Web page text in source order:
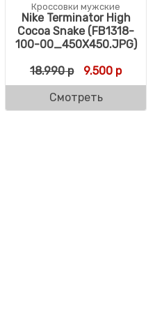
цена составляла 17.556
цена: 17.556 р.
Кроссовки мужские
Nike Terminator High
Cocoa Snake (FB1318-
100-00_450X450.JPG)
18.990р 9.500 р
Смотреть